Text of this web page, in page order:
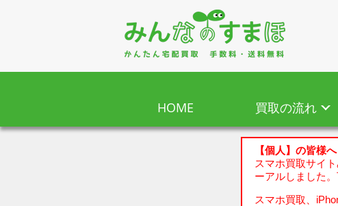
HOME 買取の流れ
【個人】の皆様へ
スマホ買取サイ
ーアルしました
スマホ買取、